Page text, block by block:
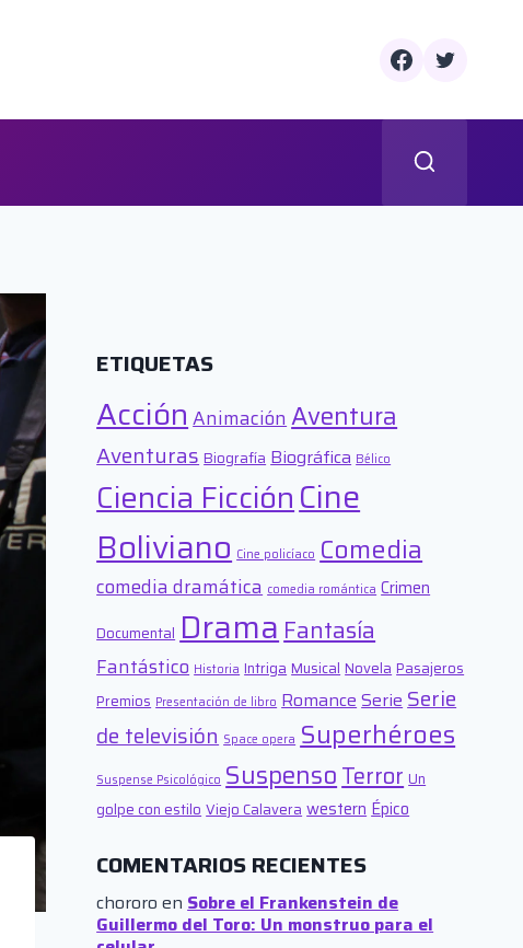
ETIQUETAS
AcciónAnimación Aventura
Aventuras Biografía Biográfica Bélico
Ciencia FicciónCine
Boliviano Cine policíaco Comedia
comedia dramática comedia romántica Crimen
Documental DramaFantasía
Fantástico Historia Intriga Musical Novela Pasajeros
Premios Presentación de libro RomanceSerieSerie
de televisión Space opera Superhéroes
Suspense Psicológico SuspensoTerror Un
golpe con estilo Viejo Calavera western Épico
COMENTARIOS RECIENTES
chororo enSobre el Frankenstein de
Guillermo del Toro: Un monstruo para el